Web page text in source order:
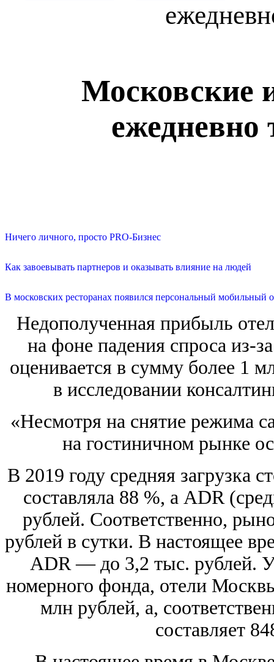
Московские
ежедневно
Ничего личного, просто PRO-Бизнес
Как завоевывать партнеров и оказывать влияние на людей
В московских ресторанах появился персональный мобильный
Недополученная прибыль
на фоне падения спроса из-
оценивается в сумму более 1
в исследовании
«Несмотря на снятие режима
на гостиничном рынке
В 2019 году средняя загрузка
составляла 88 %, а ADR
рублей. Соответственно,
рублей в сутки. В настоящее
ADR — до 3,2 тыс. рублей.
номерного фонда, отели
млн рублей, а,
составляет